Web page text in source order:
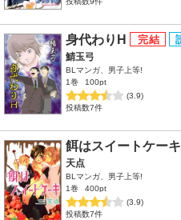
身代わりH
鯖玉弓
BLマンガ、男子上等!
1巻
100pt
(3.9)
投稿数7件
餌はスイートケーキ
天点
BLマンガ、男子上等!
1巻
400pt
(3.9)
投稿数7件